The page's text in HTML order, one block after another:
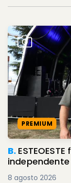
PREMIUM
B.
8 agosto 2026